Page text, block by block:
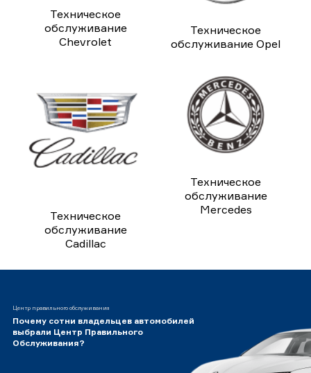
Техническое
обслуживание
Chevrolet
Техническое
обслуживание Opel
Техническое
обслуживание
Cadillac
Техническое
обслуживание
Mercedes
Центр правильного обслуживания
Почему сотни владельцев автомобилей
выбрали Центр Правильного
Обслуживания?